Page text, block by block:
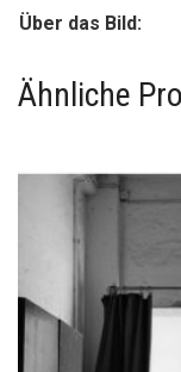
Über das Bild:
Ähnliche